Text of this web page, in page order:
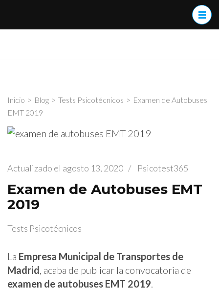
la
Inicio > Blog > Tests Psicotécnicos > Examen de Autobuses
EMT 2019
Actualizado el agosto 13, 2020 / Psicotest365
Examen de Autobuses EMT
2019
Tests Psicotécnicos
La Empresa Municipal de Transportes de
Madrid , acaba de publicar la convocatoria de
examen de autobuses EMT 2019